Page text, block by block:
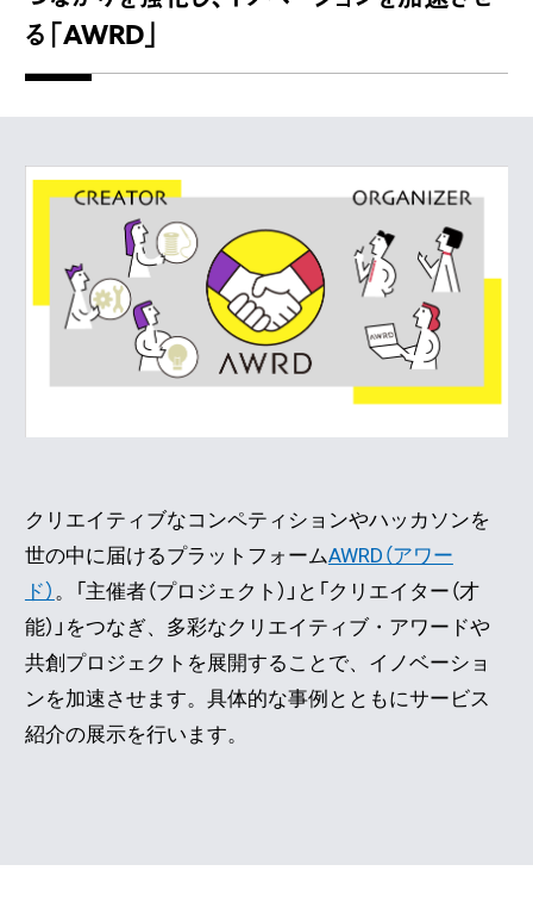
る「AWRD」
クリエイティブなコンペティションやハッカソンを
世の中に届けるプラットフォームAWRD（アワー
ド） 。「主催者（プロジェクト）」と「クリエイター（才
能）」をつなぎ、多彩なクリエイティブ・アワードや
共創プロジェクトを展開することで、イノベーショ
ンを加速させます。具体的な事例とともにサービス
紹介の展示を行います。